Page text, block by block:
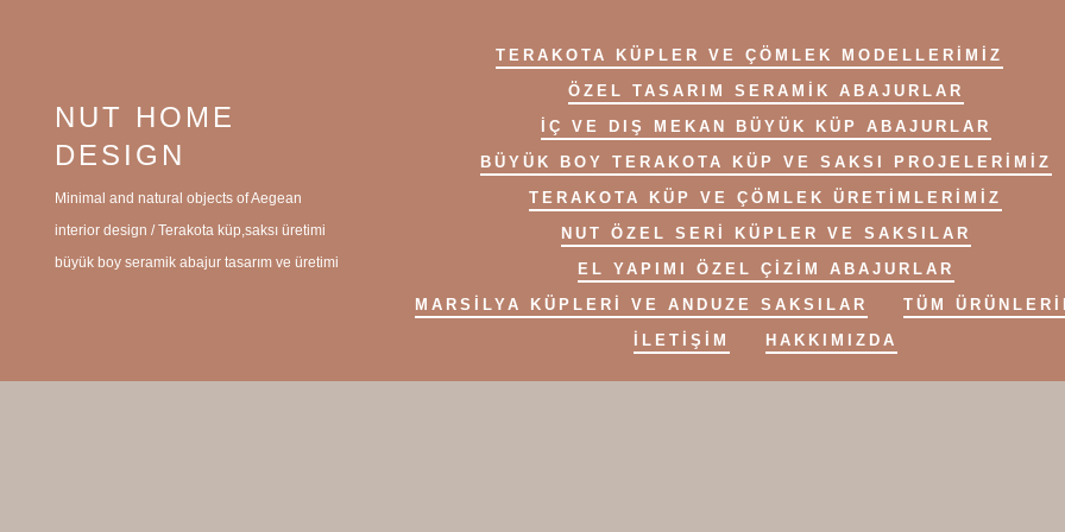
NUT HOME
DESIGN
Minimal and natural objects of Aegean
interior design / Terakota küp,saksı üretimi
büyük boy seramik abajur tasarım ve üretimi
TERAKOTA KÜPLER VE ÇÖMLEK MODELLERIMIZ
ÖZEL TASARIM SERAMIK ABAJURLAR
IÇ VE DIŞ MEKAN BÜYÜK KÜP ABAJURLAR
BÜYÜK BOY TERAKOTA KÜP VE SAKSI PROJELERIMIZ
TERAKOTA KÜP VE ÇÖMLEK ÜRETIMLERIMIZ
NUT ÖZEL SERİ KÜPLER VE SAKSILAR
EL YAPIMI ÖZEL ÇİZİM ABAJURLAR
MARSILYA KÜPLERI VE ANDUZE SAKSILAR
TÜM
İLETIŞIM
HAKKIMIZDA